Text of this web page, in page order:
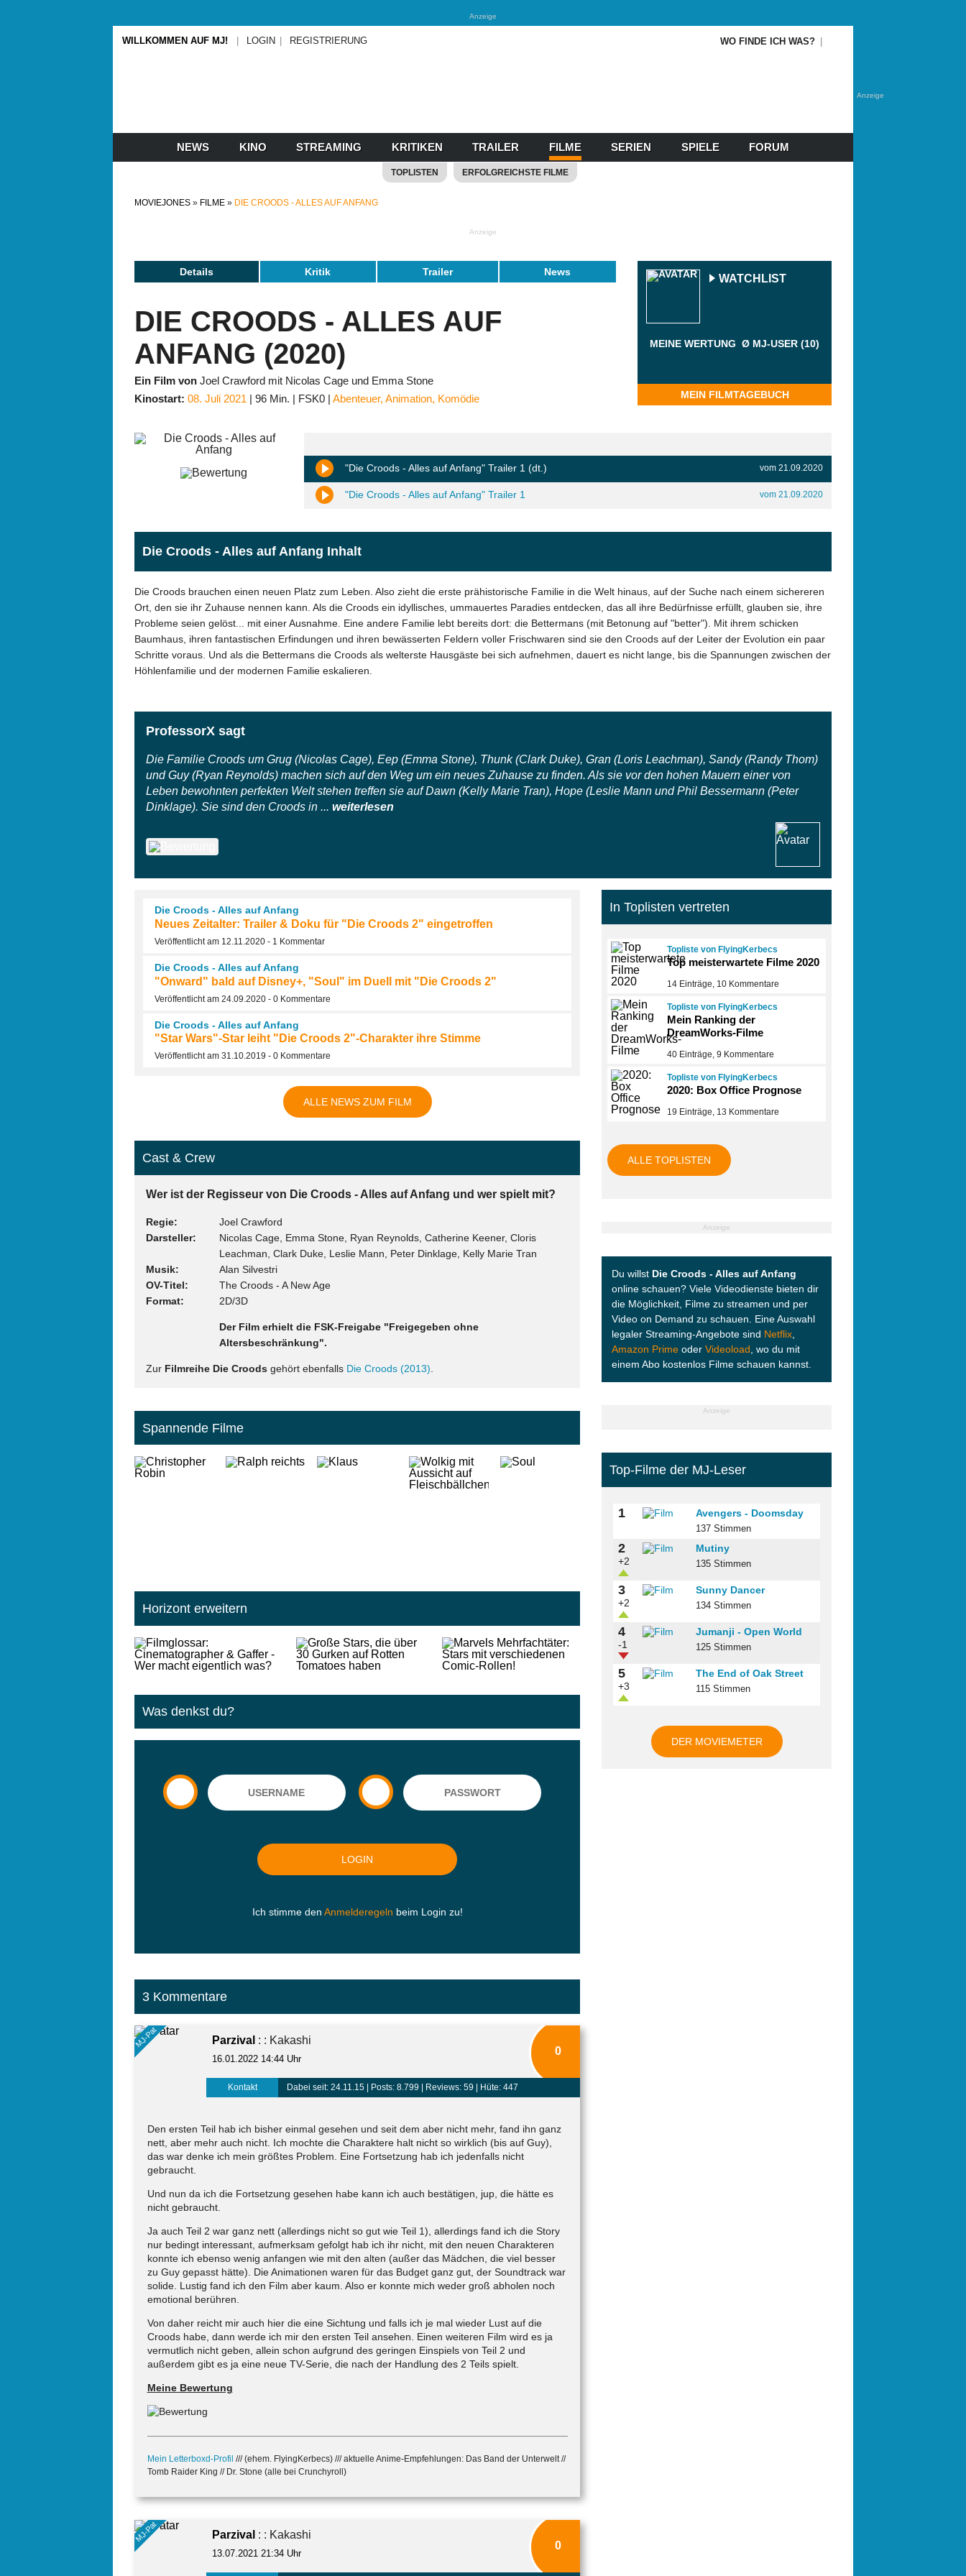
Anzeige
Anzeige
WILLKOMMEN AUF MJ! LOGIN REGISTRIERUNG WO FINDE ICH WAS?
NEWS KINO STREAMING KRITIKEN TRAILER FILME SERIEN SPIELE FORUM
TOPLISTEN ERFOLGREICHSTE FILME
MOVIEJONES FILME DIE CROODS - ALLES AUF ANFANG
Anzeige
Details Kritik Trailer News
DIE CROODS - ALLES AUF
ANFANG (2020)
Ein Film von Joel Crawford mit Nicolas Cage und Emma Stone
Kinostart: 08. Juli 2021 96 Min. FSK0 Abenteuer, Animation, Komödie
WATCHLIST
MEINE WERTUNG Ø MJ-USER (10)
MEIN FILMTAGEBUCH
"Die Croods - Alles auf Anfang" Trailer 1 (dt.) vom 21.09.2020
"Die Croods - Alles auf Anfang" Trailer 1 vom 21.09.2020
Die Croods - Alles auf Anfang Inhalt
Die Croods brauchen einen neuen Platz zum Leben. Also zieht die erste prähistorische Familie in die Welt hinaus, auf der Suche nach einem sichereren
Ort, den sie ihr Zuhause nennen kann. Als die Croods ein idyllisches, ummauertes Paradies entdecken, das all ihre Bedürfnisse erfüllt, glauben sie, ihre
Probleme seien gelöst... mit einer Ausnahme. Eine andere Familie lebt bereits dort: die Bettermans (mit Betonung auf "better"). Mit ihrem schicken
Baumhaus, ihren fantastischen Erfindungen und ihren bewässerten Feldern voller Frischwaren sind sie den Croods auf der Leiter der Evolution ein paar
Schritte voraus. Und als die Bettermans die Croods als welterste Hausgäste bei sich aufnehmen, dauert es nicht lange, bis die Spannungen zwischen der
Höhlenfamilie und der modernen Familie eskalieren.
ProfessorX sagt
Die Familie Croods um Grug (Nicolas Cage), Eep (Emma Stone), Thunk (Clark Duke), Gran (Loris Leachman), Sandy (Randy Thom)
und Guy (Ryan Reynolds) machen sich auf den Weg um ein neues Zuhause zu finden. Als sie vor den hohen Mauern einer von
Leben bewohnten perfekten Welt stehen treffen sie auf Dawn (Kelly Marie Tran), Hope (Leslie Mann und Phil Bessermann (Peter
Dinklage). Sie sind den Croods in ... weiterlesen
Die Croods - Alles auf Anfang
Neues Zeitalter: Trailer & Doku für "Die Croods 2" eingetroffen
Veröffentlicht am 12.11.2020 - 1 Kommentar
Die Croods - Alles auf Anfang
"Onward" bald auf Disney+, "Soul" im Duell mit "Die Croods 2"
Veröffentlicht am 24.09.2020 - 0 Kommentare
Die Croods - Alles auf Anfang
"Star Wars"-Star leiht "Die Croods 2"-Charakter ihre Stimme
Veröffentlicht am 31.10.2019 - 0 Kommentare
ALLE NEWS ZUM FILM
Cast & Crew
Wer ist der Regisseur von Die Croods - Alles auf Anfang und wer spielt mit?
Regie
Joel Crawford
Darsteller
Nicolas Cage, Emma Stone, Ryan Reynolds, Catherine Keener, Cloris
Leachman, Clark Duke, Leslie Mann, Peter Dinklage, Kelly Marie Tran
Musik
Alan Silvestri
OV-Titel
The Croods - A New Age
Format
2D/3D
Der Film erhielt die FSK-Freigabe "Freigegeben ohne
Altersbeschränkung".
Zur Filmreihe Die Croods gehört ebenfalls Die Croods (2013)
Spannende Filme
Horizont erweitern
Was denkst du?
Ich stimme den Anmelderegeln beim Login zu!
3 Kommentare
MJ-Pat Parzival : : Kakashi
16.01.2022 14:44 Uhr
0
Kontakt Dabei seit: 24.11.15 | Posts: 8.799 | Reviews: 59 | Hüte: 447
Den ersten Teil hab ich bisher einmal gesehen und seit dem aber nicht mehr, fand ihn ganz
nett, aber mehr auch nicht. Ich mochte die Charaktere halt nicht so wirklich (bis auf Guy),
das war denke ich mein größtes Problem. Eine Fortsetzung hab ich jedenfalls nicht
gebraucht.
Und nun da ich die Fortsetzung gesehen habe kann ich auch bestätigen, jup, die hätte es
nicht gebraucht.
Ja auch Teil 2 war ganz nett (allerdings nicht so gut wie Teil 1), allerdings fand ich die Story
nur bedingt interessant, aufmerksam gefolgt hab ich ihr nicht, mit den neuen Charakteren
konnte ich ebenso wenig anfangen wie mit den alten (außer das Mädchen, die viel besser
zu Guy gepasst hätte). Die Animationen waren für das Budget ganz gut, der Soundtrack war
solide. Lustig fand ich den Film aber kaum. Also er konnte mich weder groß abholen noch
emotional berühren.
Von daher reicht mir auch hier die eine Sichtung und falls ich je mal wieder Lust auf die
Croods habe, dann werde ich mir den ersten Teil ansehen. Einen weiteren Film wird es ja
vermutlich nicht geben, allein schon aufgrund des geringen Einspiels von Teil 2 und
außerdem gibt es ja eine neue TV-Serie, die nach der Handlung des 2 Teils spielt.
Meine Bewertung
Mein Letterboxd-Profil /// (ehem. FlyingKerbecs) /// aktuelle Anime-Empfehlungen: Das Band der Unterwelt //
Tomb Raider King // Dr. Stone (alle bei Crunchyroll)
MJ-Pat Parzival : : Kakashi
13.07.2021 21:34 Uhr
0
In Toplisten vertreten
Topliste von FlyingKerbecs
Top meisterwartete Filme 2020
14 Einträge, 10 Kommentare
Topliste von FlyingKerbecs
Mein Ranking der
DreamWorks-Filme
40 Einträge, 9 Kommentare
Topliste von FlyingKerbecs
2020: Box Office Prognose
19 Einträge, 13 Kommentare
ALLE TOPLISTEN
Anzeige
Du willst Die Croods - Alles auf Anfang
online schauen? Viele Videodienste bieten dir
die Möglichkeit, Filme zu streamen und per
Video on Demand zu schauen. Eine Auswahl
legaler Streaming-Angebote sind Netflix
Amazon Prime oder Videoload , wo du mit
einem Abo kostenlos Filme schauen kannst.
Anzeige
Top-Filme der MJ-Leser
1 Avengers - Doomsday
137 Stimmen
2
+2
Mutiny
135 Stimmen
3
+2
Sunny Dancer
134 Stimmen
4
-1
Jumanji - Open World
125 Stimmen
5
+3
The End of Oak Street
115 Stimmen
DER MOVIEMETER